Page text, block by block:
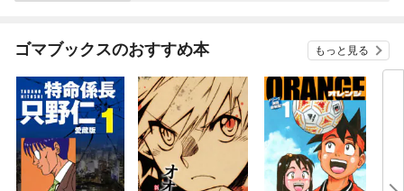
ゴマブックスのおすすめ本 もっと見る